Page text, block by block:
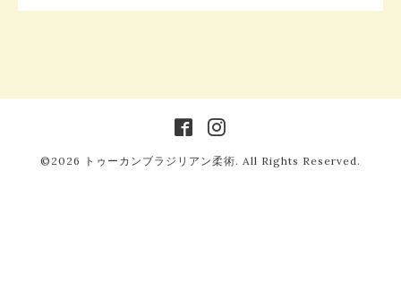
©2026 トゥーカンブラジリアン柔術. All Rights Reserved.